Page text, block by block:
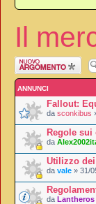
Il
Scrivi un nuovo
argomento
ANNUNCI
Fallout:
da sconkibus
Regole
da
Utilizzo
da vale » 31/
da Lantheros